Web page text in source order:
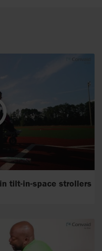
tilt-in-space strollers